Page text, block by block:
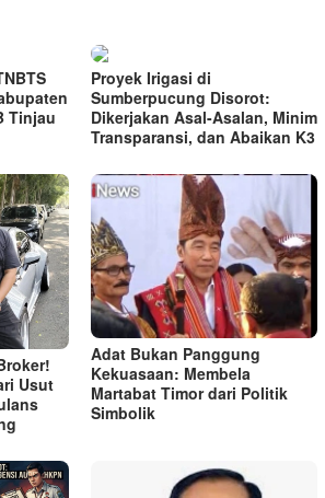
Tinjau
Proyek Irigasi di
Sumberpucung Disorot:
Dikerjakan Asal-Asalan, Minim
Transparansi, dan Abaikan K3
Usut
Adat Bukan Panggung
Kekuasaan: Membela
Martabat Timor dari Politik
Simbolik